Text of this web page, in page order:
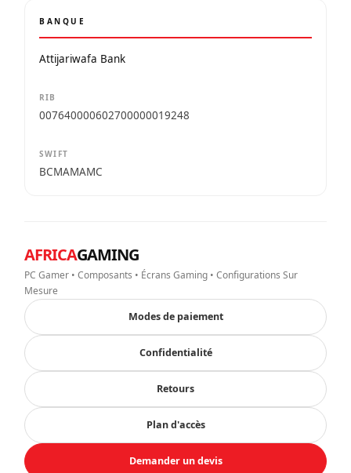
BANQUE
Attijariwafa Bank
RIB
007640000602700000019248
SWIFT
BCMAMAMC
AFRICAGAMING
PC Gamer • Composants • Écrans Gaming • Configurations Sur
Mesure
Modes de paiement
Confidentialité
Retours
Plan d'accès
Demander un devis